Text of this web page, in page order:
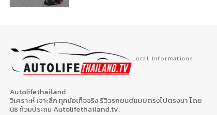
Local Informations
Autolifethailand
วิเคราะห์ เจาะลึก ทุกข้อเท็จจริง รีวิวรถยนต์แบบตรงไปตรงมา โดย
นิธิ ท้วมประถม Autolifethailand.tv.